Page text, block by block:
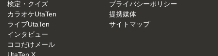
検定・クイズ
カラオケUtaTen
ライブUtaTen
インタビュー
ココだけメール
プライバシーポリシー
提携媒体
サイトマップ